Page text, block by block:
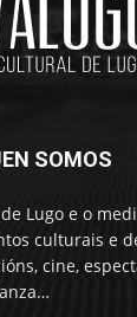
SOMOS
Lugo e o
culturais e
cine,